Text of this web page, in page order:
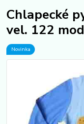
Chlapecké
vel. 122
Novinka